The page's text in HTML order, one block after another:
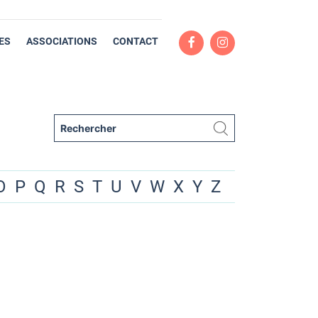
ASSOCIATIONS CONTACT
P Q R S T U V W X Y Z